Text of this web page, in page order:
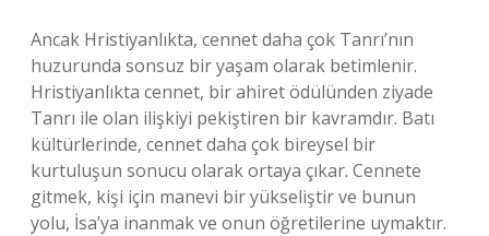
Ancak Hristiyanlıkta, cennet daha çok Tanrı’nın
huzurunda sonsuz bir yaşam olarak betimlenir.
Hristiyanlıkta cennet, bir ahiret ödülünden ziyade
Tanrı ile olan ilişkiyi pekiştiren bir kavramdır. Batı
kültürlerinde, cennet daha çok bireysel bir
kurtuluşun sonucu olarak ortaya çıkar. Cennete
gitmek, kişi için manevi bir yükseliştir ve bunun
yolu, İsa’ya inanmak ve onun öğretilerine uymaktır.